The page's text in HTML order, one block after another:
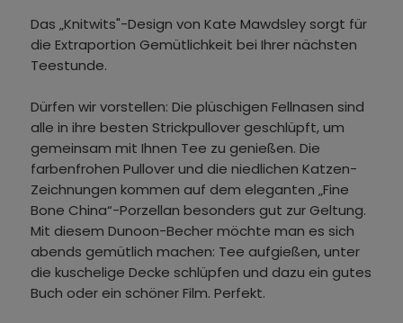
Das „Knitwits"-Design von Kate Mawdsley sorgt für
die Extraportion Gemütlichkeit bei Ihrer nächsten
Teestunde.
Dürfen wir vorstellen: Die plüschigen Fellnasen sind
alle in ihre besten Strickpullover geschlüpft, um
gemeinsam mit Ihnen Tee zu genießen. Die
farbenfrohen Pullover und die niedlichen Katzen-
Zeichnungen kommen auf dem eleganten „Fine
Bone China“-Porzellan besonders gut zur Geltung.
Mit diesem Dunoon-Becher möchte man es sich
abends gemütlich machen: Tee aufgießen, unter
die kuschelige Decke schlüpfen und dazu ein gutes
Buch oder ein schöner Film. Perfekt.